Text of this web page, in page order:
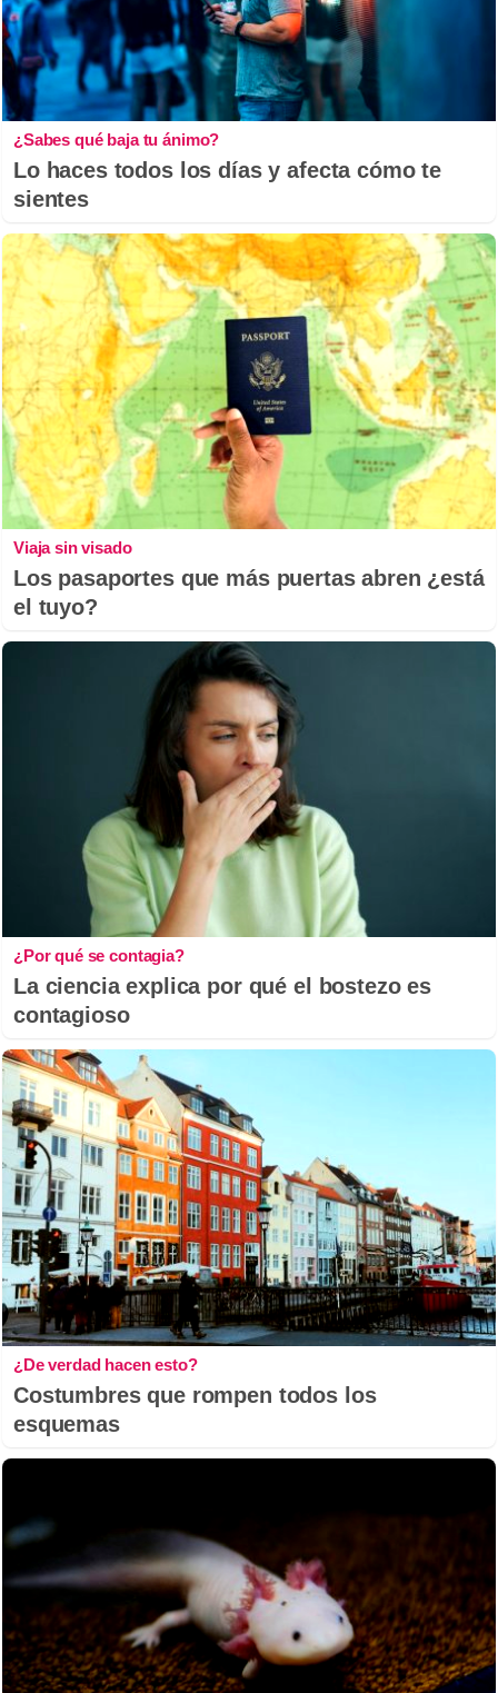
¿Sabes qué baja tu ánimo?
Lo haces todos los días y afecta cómo te
sientes
Viaja sin visado
Los pasaportes que más puertas abren ¿está
el tuyo?
¿Por qué se contagia?
La ciencia explica por qué el bostezo es
contagioso
¿De verdad hacen esto?
Costumbres que rompen todos los
esquemas